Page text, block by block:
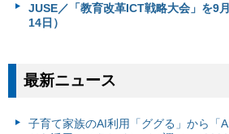
JUSE／「教育改革ICT戦略大会」を9
14日）
最新ニュース
子育て家族のAI利用「ググる」から「